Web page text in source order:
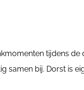
tijdens
samen bij. Dorst is